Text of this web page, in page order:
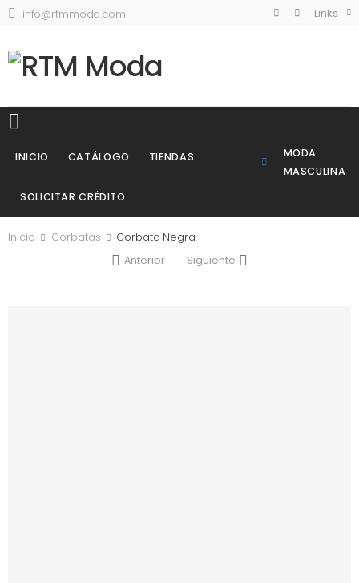
info@rtmmoda.com Links
INICIO CATÁLOGO TIENDAS
SOLICITAR CRÉDITO
MODA
MASCULINA
Inicio Corbatas
Corbata Negra
Anterior
Siguiente